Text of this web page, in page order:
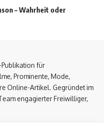
– Wahrheit oder
für
Prominente, Mode,
Online-Artikel. Gegründet im
engagierter Freiwilliger,